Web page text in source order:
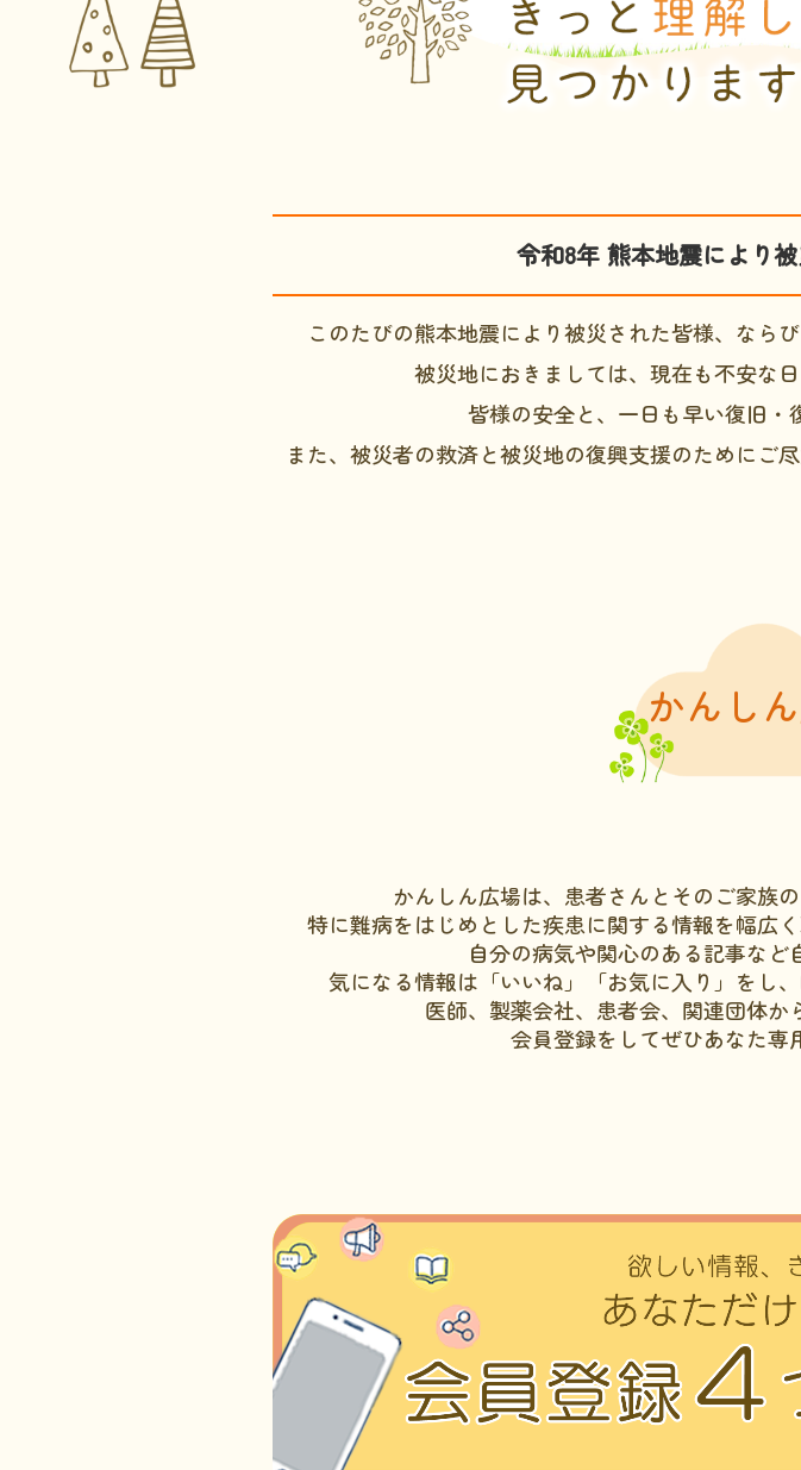
令和8年 熊本地震により
このたびの熊本地震により被災された皆様、なら
被災地におきましては、現在も不安な
皆様の安全と、一日も早い復旧・
また、被災者の救済と被災地の復興支援のためにご
かんしん広場は、患者さんとそのご家族
特に難病をはじめとした疾患に関する情報を幅広
自分の病気や関心のある記事など
気になる情報は「いいね」「お気に入り」をし
医師、製薬会社、患者会、関連団体か
会員登録をしてぜひあなた専